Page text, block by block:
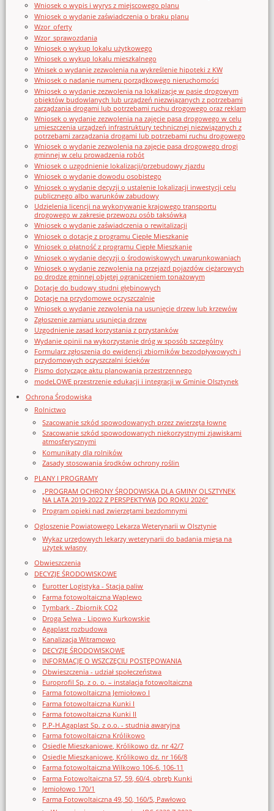
Wniosek o wypis i wyrys z miejscowego planu
Wniosek o wydanie zaświadczenia o braku planu
Wzor_oferty
Wzor_sprawozdania
Wniosek o wykup lokalu użytkowego
Wniosek o wykup lokalu mieszkalnego
Wnisek o wydanie zezwolenia na wykreślenie hipoteki z KW
Wniosek o nadanie numeru porządkowego nieruchomości
Wniosek o wydanie zezwolenia na lokalizację w pasie drogowym
obiektów budowlanych lub urządzeń niezwiązanych z potrzebami
zarządzania drogami lub potrzebami ruchu drogowego oraz reklam
Wniosek o wydanie zezwolenia na zajęcie pasa drogowego w celu
umieszczenia urządzeń infrastruktury technicznej niezwiązanych z
potrzebami zarządzania drogami lub potrzebami ruchu drogowego
Wniosek o wydanie zezwolenia na zajęcie pasa drogowego drogi
gminnej w celu prowadzenia robót
Wniosek o uzgodnienie lokalizacji/przebudowy zjazdu
Wniosek o wydanie dowodu osobistego
Wniosek o wydanie decyzji o ustalenie lokalizacji inwestycji celu
publicznego albo warunków zabudowy
Udzielenia licencji na wykonywanie krajowego transportu
drogowego w zakresie przewozu osób taksówką
Wniosek o wydanie zaświadczenia o rewitalizacji
Wniosek o dotację z programu Ciepłe Mieszkanie
Wniosek o płatność z programu Ciepłe Mieszkanie
Wniosek o wydanie decyzji o środowiskowych uwarunkowaniach
Wniosek o wydanie zezwolenia na przejazd pojazdów ciężarowych
po drodze gminnej objętej ograniczeniem tonażowym
Dotacje do budowy studni głębinowych
Dotacje na przydomowe oczyszczalnie
Wniosek o wydanie zezwolenia na usunięcie drzew lub krzewów
Zgłoszenie zamiaru usunięcia drzew
Uzgodnienie zasad korzystania z przystanków
Wydanie opinii na wykorzystanie dróg w sposób szczególny
Formularz zgłoszenia do ewidencji zbiorników bezodpływowych i
przydomowych oczyszczalni ścieków
Pismo dotyczące aktu planowania przestrzennego
modeLOWE przestrzenie edukacji i integracji w Gminie Olsztynek
Ochrona Środowiska
Rolnictwo
Szacowanie szkód spowodowanych przez zwierzęta łowne
Szacowanie szkód spowodowanych niekorzystnymi zjawiskami
atmosferycznymi
Komunikaty dla rolników
Zasady stosowania środków ochrony roślin
PLANY I PROGRAMY
„PROGRAM OCHRONY ŚRODOWISKA DLA GMINY OLSZTYNEK
NA LATA 2019-2022 Z PERSPEKTYWĄ DO ROKU 2026”
Program opieki nad zwierzętami bezdomnymi
Ogloszenie Powiatowego Lekarza Weterynarii w Olsztynie
Wykaz urzędowych lekarzy weterynarii do badania mięsa na
użytek własny
Obwieszczenia
DECYZJE ŚRODOWISKOWE
Eurotter Logistyka - Stacja paliw
Farma fotowoltaiczna Waplewo
Tymbark - Zbiornik CO2
Droga Selwa - Lipowo Kurkowskie
Agaplast rozbudowa
Kanalizacja Witramowo
DECYZJE ŚRODOWISKOWE
INFORMACJE O WSZCZĘCIU POSTĘPOWANIA
Obwieszczenia - udział społeczeństwa
Europrofil Sp. z o. o. – instalacja fotowoltaiczna
Farma fotowoltaiczna Jemiołowo I
Farma fotowoltaiczna Kunki I
Farma fotowoltaiczna Kunki II
P.P-H.Agaplast Sp. z o.o. - studnia awaryjna
Farma fotowoltaiczna Królikowo
Osiedle Mieszkaniowe, Królikowo dz. nr 42/7
Osiedle Mieszkaniowe, Królikowo dz. nr 166/8
Farma fotowoltaiczna Wilkowo 106-6, 106-11
Farma Fotowoltaiczna 57, 59, 60/4, obręb Kunki
Jemiołowo 170/1
Farma Fotowoltaiczna 49, 50, 160/5, Pawłowo